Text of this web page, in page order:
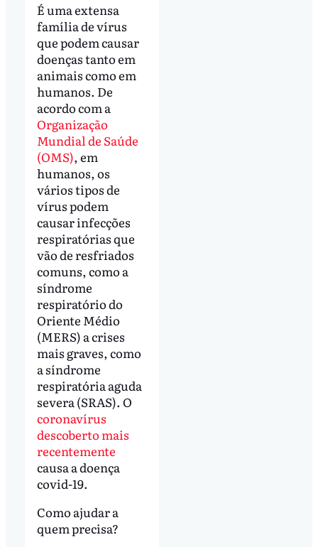
É uma extensa
família de vírus
que podem causar
doenças tanto em
animais como em
humanos. De
acordo com a
Organização
Mundial de Saúde
(OMS), em
humanos, os
vários tipos de
vírus podem
causar infecções
respiratórias que
vão de resfriados
comuns, como a
síndrome
respiratório do
Oriente Médio
(MERS) a crises
mais graves, como
a síndrome
respiratória aguda
severa (SRAS). O
coronavírus
descoberto mais
recentemente
causa a doença
covid-19.
Como ajudar a
quem precisa?